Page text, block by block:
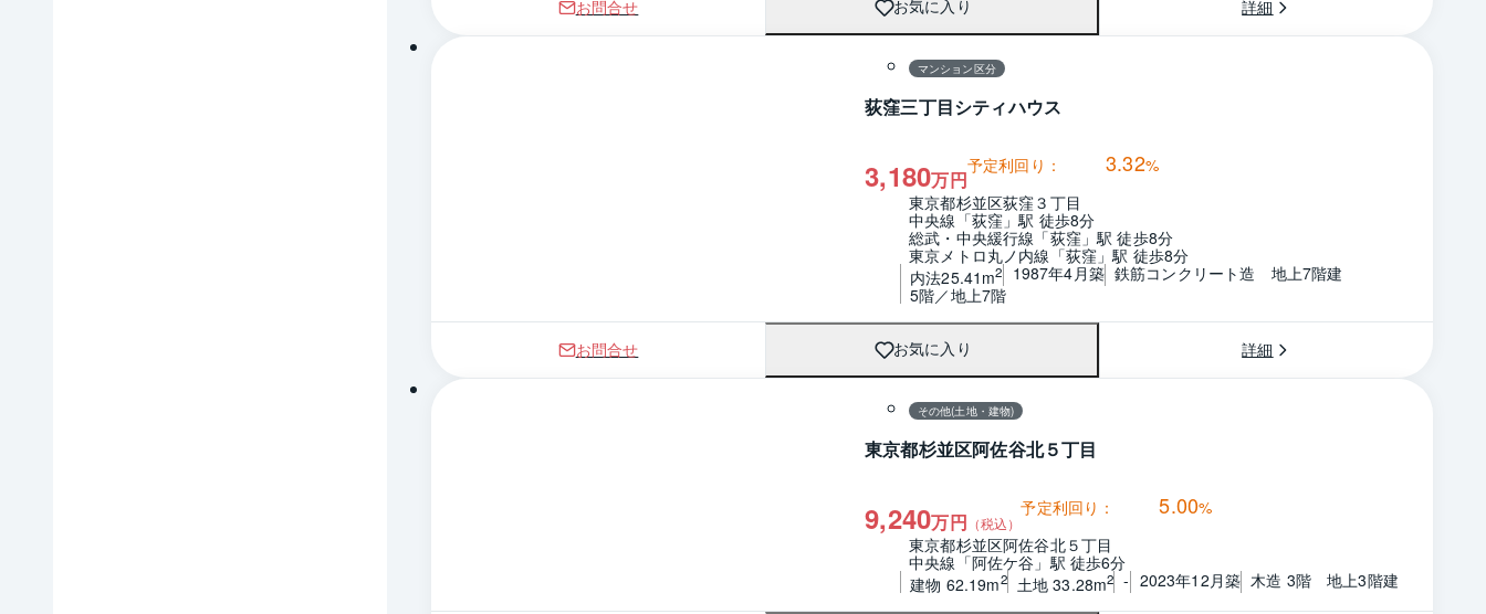
お問合せ お気に入り 詳細
マンション区分
荻窪三丁目シティハウス
3,180万円
予定利回り： 3.32%
東京都杉並区荻窪３丁目
中央線「荻窪」駅 徒歩8分
総武・中央緩行線「荻窪」駅 徒歩8分
東京メトロ丸ノ内線「荻窪」駅 徒歩8分
内法25.41m2 1987年4月築 鉄筋コンクリート造　地上7階建
5階／地上7階
お問合せ お気に入り 詳細
その他(土地・建物)
東京都杉並区阿佐谷北５丁目
9,240万円 （税込）
予定利回り： 5.00%
東京都杉並区阿佐谷北５丁目
中央線「阿佐ケ谷」駅 徒歩6分
建物 62.19m2 土地 33.28m2 - 2023年12月築 木造 3階　地上3階建